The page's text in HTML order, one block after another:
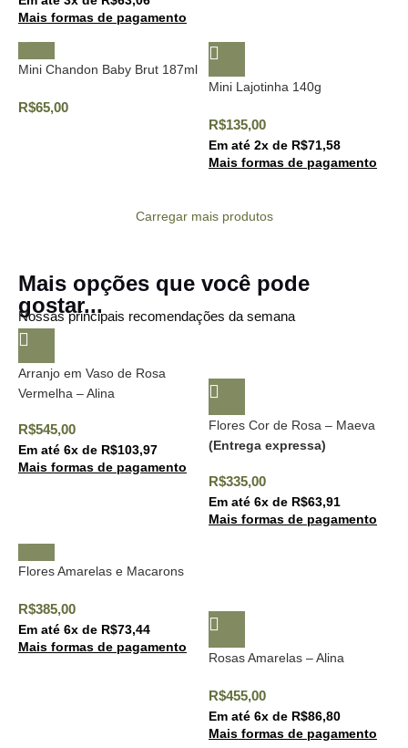
Mais formas de pagamento
Mini Chandon Baby Brut 187ml
R$65,00
Mini Lajotinha 140g
R$135,00
Em até 2x de R$71,58
Mais formas de pagamento
Carregar mais produtos
Mais opções que você pode
gostar...
Nossas principais recomendações da semana
Arranjo em Vaso de Rosa
Vermelha – Alina
R$545,00
Em até 6x de R$103,97
Mais formas de pagamento
Flores Cor de Rosa – Maeva
(Entrega expressa)
R$335,00
Em até 6x de R$63,91
Mais formas de pagamento
Flores Amarelas e Macarons
R$385,00
Em até 6x de R$73,44
Mais formas de pagamento
Rosas Amarelas – Alina
R$455,00
Em até 6x de R$86,80
Mais formas de pagamento